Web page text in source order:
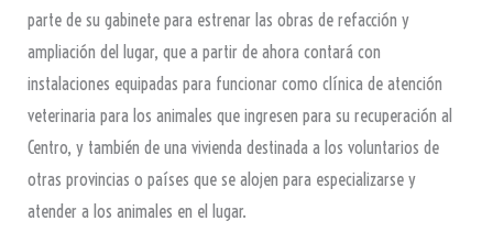
parte de su gabinete para estrenar las obras de refacción y
ampliación del lugar, que a partir de ahora contará con
instalaciones equipadas para funcionar como clínica de atención
veterinaria para los animales que ingresen para su recuperación al
Centro, y también de una vivienda destinada a los voluntarios de
otras provincias o países que se alojen para especializarse y
atender a los animales en el lugar.